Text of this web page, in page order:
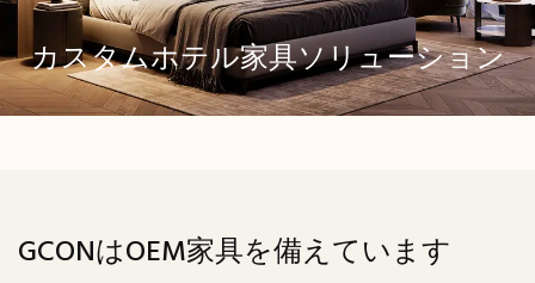
カスタムホテル家具ソリューション
GCONはOEM家具を備えています